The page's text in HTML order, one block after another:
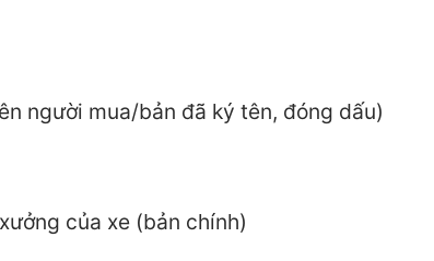
người mua/bản đã ký tên, đóng dấu)
của xe (bản chính)